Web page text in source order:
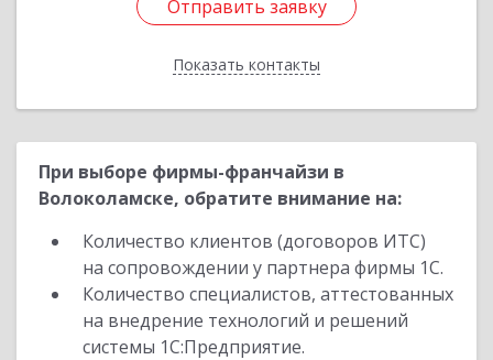
Отправить заявку
Показать контакты
Отправить заявку
Назад
При выборе фирмы-франчайзи в
Волоколамске, обратите внимание на:
Количество клиентов (договоров ИТС)
на сопровождении у партнера фирмы 1С.
Количество специалистов, аттестованных
на внедрение технологий и решений
системы 1С:Предприятие.